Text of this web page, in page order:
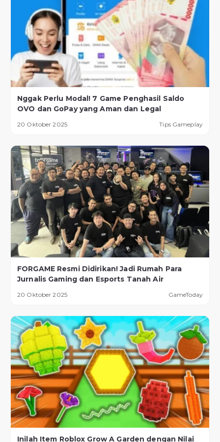
Nggak Perlu Modal! 7 Game Penghasil Saldo
OVO dan GoPay yang Aman dan Legal
20 Oktober 2025 Tips Gameplay
FORGAME Resmi Didirikan! Jadi Rumah Para
Jurnalis Gaming dan Esports Tanah Air
20 Oktober 2025 GameToday
Inilah Item Roblox Grow A Garden dengan Nilai